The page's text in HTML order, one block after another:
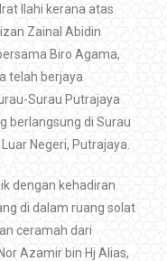
Ilahi kerana atas
Zainal Abidin
Biro Agama,
telah berjaya
Surau Putrajaya
berlangsung di Surau
Negeri, Putrajaya.
dengan kehadiran
di dalam ruang solat
ceramah dari
Azamir bin Hj Alias,